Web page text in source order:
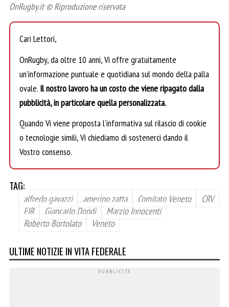
OnRugby.it © Riproduzione riservata
Cari Lettori,
OnRugby, da oltre 10 anni, Vi offre gratuitamente
un’informazione puntuale e quotidiana sul mondo della palla
ovale. Il nostro lavoro ha un costo che viene ripagato dalla
pubblicità, in particolare quella personalizzata.
Quando Vi viene proposta l’informativa sul rilascio di cookie
o tecnologie simili, Vi chiediamo di sostenerci dando il
Vostro consenso.
TAG:
alfredo gavazzi amerino zatta Comitato Veneto
CRV
FIR
Giancarlo Dondi
Marzio Innocenti
Roberto Bortolato
Veneto
ULTIME NOTIZIE IN VITA FEDERALE